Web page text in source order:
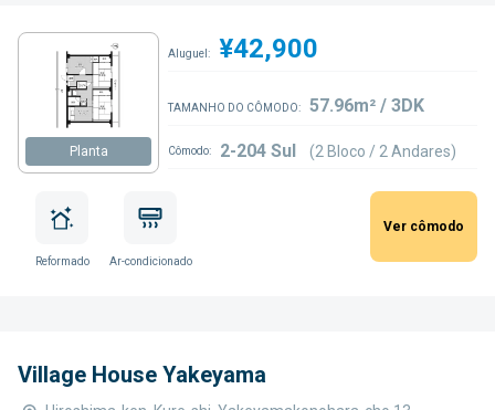
Planta
Aluguel: ¥42,900
TAMANHO DO CÔMODO: 57.96m² / 3DK
Cômodo: 2-204 Sul (2 Bloco / 2 Andares)
Reformado Ar-condicionado
Ver cômodo
Village House Yakeyama